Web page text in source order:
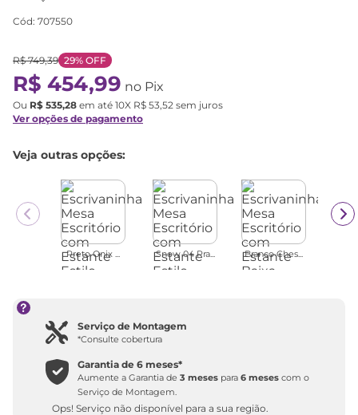
Cód: 707550
R$ 749,39 29% OFF
R$ 454,99 no Pix
Ou R$ 535,28 em até 10X R$ 53,52 sem juros
Ver opções de pagamento
Veja outras opções:
Preto Onix ... Snow 04 Pra... Branco Ches...
Serviço de Montagem
*Consulte cobertura
Garantia de6 meses*
Aumente a Garantia de3 meses para6 meses com o
Serviço de Montagem.
Ops! Serviço não disponível para a sua região.